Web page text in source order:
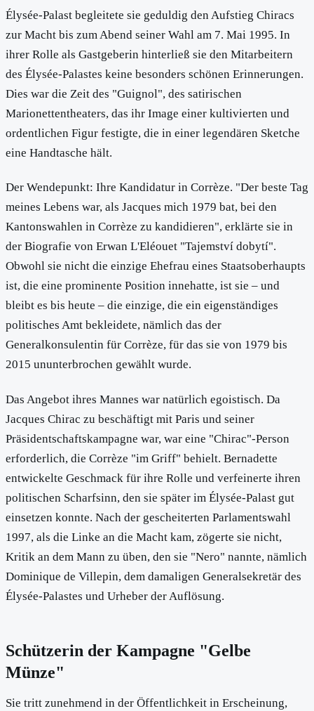
Élysée-Palast begleitete sie geduldig den Aufstieg Chiracs
zur Macht bis zum Abend seiner Wahl am 7. Mai 1995. In
ihrer Rolle als Gastgeberin hinterließ sie den Mitarbeitern
des Élysée-Palastes keine besonders schönen Erinnerungen.
Dies war die Zeit des "Guignol", des satirischen
Marionettentheaters, das ihr Image einer kultivierten und
ordentlichen Figur festigte, die in einer legendären Sketche
eine Handtasche hält.
Der Wendepunkt: Ihre Kandidatur in Corrèze. "Der beste Tag
meines Lebens war, als Jacques mich 1979 bat, bei den
Kantonswahlen in Corrèze zu kandidieren", erklärte sie in
der Biografie von Erwan L'Eléouet "Tajemství dobytí".
Obwohl sie nicht die einzige Ehefrau eines Staatsoberhaupts
ist, die eine prominente Position innehatte, ist sie – und
bleibt es bis heute – die einzige, die ein eigenständiges
politisches Amt bekleidete, nämlich das der
Generalkonsulentin für Corrèze, für das sie von 1979 bis
2015 ununterbrochen gewählt wurde.
Das Angebot ihres Mannes war natürlich egoistisch. Da
Jacques Chirac zu beschäftigt mit Paris und seiner
Präsidentschaftskampagne war, war eine "Chirac"-Person
erforderlich, die Corrèze "im Griff" behielt. Bernadette
entwickelte Geschmack für ihre Rolle und verfeinerte ihren
politischen Scharfsinn, den sie später im Élysée-Palast gut
einsetzen konnte. Nach der gescheiterten Parlamentswahl
1997, als die Linke an die Macht kam, zögerte sie nicht,
Kritik an dem Mann zu üben, den sie "Nero" nannte, nämlich
Dominique de Villepin, dem damaligen Generalsekretär des
Élysée-Palastes und Urheber der Auflösung.
Schützerin der Kampagne "Gelbe
Münze"
Sie tritt zunehmend in der Öffentlichkeit in Erscheinung,